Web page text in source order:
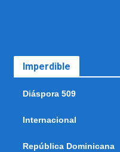
Imperdible
Diáspora 509
Internacional
República Dominicana